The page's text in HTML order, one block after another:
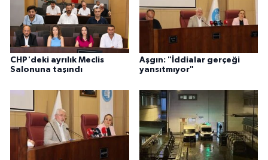
CHP'deki ayrılık Meclis
Salonuna taşındı
Aşgın: "İddialar gerçeği
yansıtmıyor"